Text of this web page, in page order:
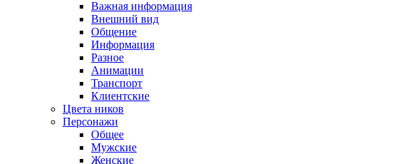
Важная информация
Внешний вид
Общение
Информация
Разное
Анимации
Транспорт
Клиентские
Цвета ников
Персонажи
Общее
Мужские
Женские